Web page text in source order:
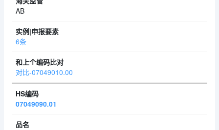
AB
6条
对比-07049010.00
07049090.01